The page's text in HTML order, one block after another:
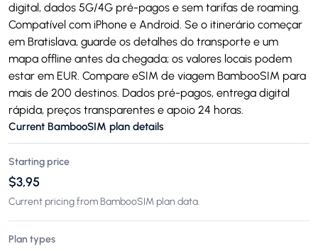
digital, dados 5G/4G pré-pagos e sem tarifas de roaming.
Compatível com iPhone e Android. Se o itinerário começar
em Bratislava, guarde os detalhes do transporte e um
mapa offline antes da chegada; os valores locais podem
estar em EUR. Compare eSIM de viagem BambooSIM para
mais de 200 destinos. Dados pré-pagos, entrega digital
rápida, preços transparentes e apoio 24 horas.
Current BambooSIM plan details
Starting price
$3,95
Current pricing from BambooSIM plan data.
Plan types